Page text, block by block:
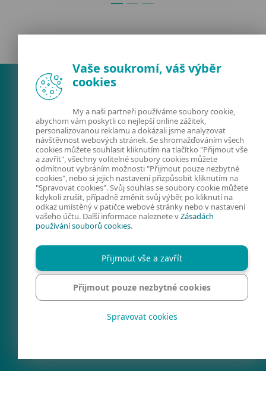
FIRMY A TECHNOLOGIE
KYBERNETICKÁ
BEZPEČNOST
PREVENCE
KONTAKTY
SPRAVOVAT COOKIES
REGION
FACEBOOK
X LINKEDIN
Vaše soukromí, váš výběr
cookies
My a naši partneři používáme soubory cookie,
abychom vám poskytli co nejlepší online zážitek,
personalizovanou reklamu a dokázali jsme analyzovat
návštěvnost webových stránek. Se shromažďováním všech
cookies můžete souhlasit kliknutím na tlačítko "Přijmout vše
a zavřít", všechny volitelné soubory cookies můžete
odmítnout vybráním možnosti "Přijmout pouze nezbytné
cookies", nebo si jejich nastavení přizpůsobit kliknutím na
"Spravovat cookies". Svůj souhlas se soubory cookie můžete
kdykoli zrušit, případně změnit svůj výběr, po kliknutí na
odkaz umístěný v patičce webové stránky nebo v nastavení
vašeho účtu. Další informace naleznete vZásadách
používání souborů cookies.
Přijmout vše a zavřít
Přijmout pouze nezbytné cookies
Spravovat cookies